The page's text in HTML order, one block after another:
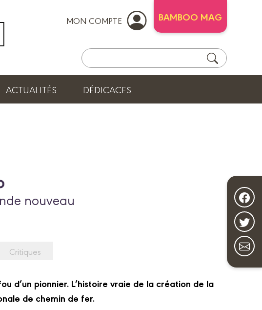
MON COMPTE BAMBOO MAG
ACTUALITÉS DÉDICACES
nouveau
Critiques
d’un pionnier. L’histoire vraie de la création de la
de chemin de fer.